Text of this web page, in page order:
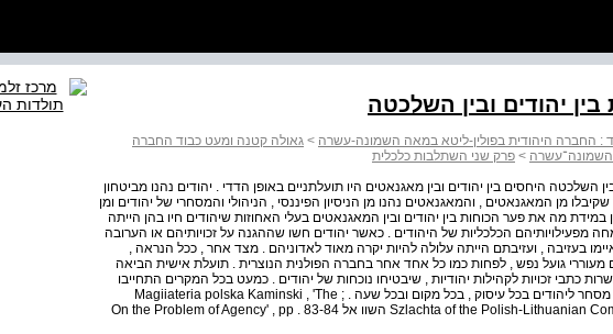
יהודים ובין השלכטה
: החברה היהודית בפולין-ליטא במאה השמונה-עשרה > גאולה קטנה ומעט כבוד החברה
השמונה־עשרה > פרק שני השתלבות כלכלית
השלכטה היחסים בין יהודים ובין מאגנאטים היו תועלתניים באופן הדדי . יהודים נהנו מביטחון
מן המאגנאטים , והמאגנאטים נהנו מן הניסיון הפיננסי , הניהולי והמסחרי של יהודים ומן
מה את פער הכוחות בין יהודים ובין המאגנאטים בעלי האחוזות שיהודים חיו בהן הייתה
מפעילויותיהם הכלכליות של היהודים . כאשר יהודים חשו שההגנה על זכויותיהם או הערובה
בעזיבה , ועזיבתם הייתה עלולה להיות יקרה מאוד לאדוניהם . מצד אחר , ככל הנראה ,
גועל נפש , לפחות כמו כל אחד אחר בחברה הפולנית הנוצרית . תועלת אישית הביאה
כתבי זכויות לקהילות יהודיות , שיבטיחו נוכחות של יהודים . כמעט בכל המקרים התחייבו
אדוני העיירה להבטיח חופש מסחר ליהודים בכל עיסוק , בכל מקום ובכל שעה . ; Magiiateria polska Kaminski , 'The
Szlachta of the Polish-Lithuanian Comonwealth '; Zielinska , 21 השוו אל On the Problem of Agency' , pp . 83-84